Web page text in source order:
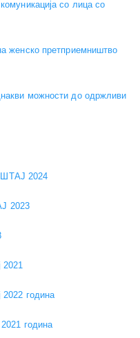
со лица со
женско претприемништво
можности до одржливи
2024
2023
2021
2022 година
година